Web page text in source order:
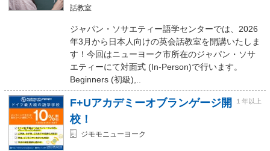
話教室
ジャパン・ソサエティー語学センターでは、2026
年3月から日本人向けの英会話教室を開講いたしま
す！今回はニューヨーク市所在のジャパン・ソサ
エティーにて対面式 (In-Person)で行います。
Beginners (初級),..
F+Uアカデミーオブランゲージ開
校！
１年以上
ジモモニューヨーク